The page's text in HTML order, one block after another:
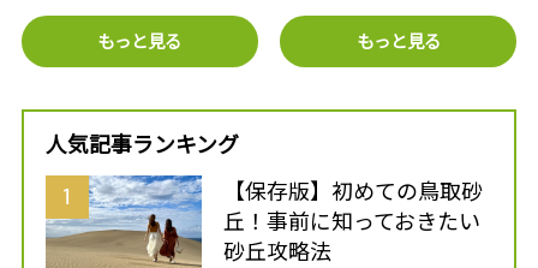
もっと見る もっと見る
人気記事ランキング
【保存版】初めての鳥取砂
丘！事前に知っておきたい
砂丘攻略法